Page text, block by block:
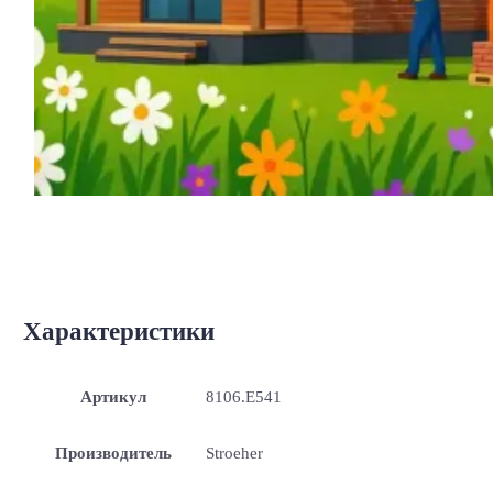
Характеристики
Артикул 8106.E541
Производитель Stroeher